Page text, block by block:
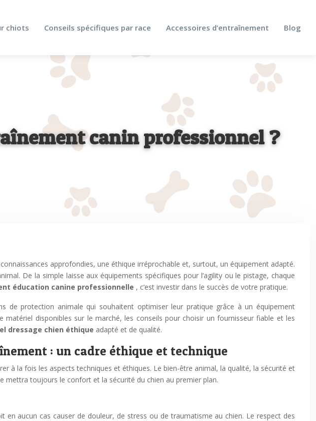
chiots Conseils spécifiques par race Accessoires d’entraînement Blog
canin professionnel ?
approfondies, une éthique irréprochable et, surtout, un équipement adapté.
De la simple laisse aux équipements spécifiques pour l’agility ou le pistage, chaque
éducation canine professionnelle , c’est investir dans le succès de votre pratique.
de protection animale qui souhaitent optimiser leur pratique grâce à un équipement
disponibles sur le marché, les conseils pour choisir un fournisseur fiable et les
dressage chien éthique adapté et de qualité.
: un cadre éthique et technique
à la fois les aspects techniques et éthiques. Le bien-être animal, la qualité, la sécurité et
mettra toujours le confort et la sécurité du chien au premier plan.
en aucun cas causer de douleur, de stress ou de traumatisme au chien. Le respect des